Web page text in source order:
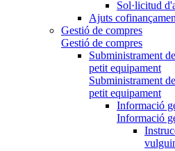
Sol·licitud
Ajuts
Gestió de compres
Gestió de compres
Subministrament
petit equipament
Subministrament
petit equipament
Informació
Informació